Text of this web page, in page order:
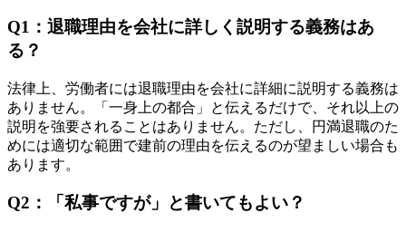
Q1：退職理由を会社に詳しく説明する義務はあ
る？
法律上、労働者には退職理由を会社に詳細に説明する義務は
ありません。「一身上の都合」と伝えるだけで、それ以上の
説明を強要されることはありません。ただし、円満退職のた
めには適切な範囲で建前の理由を伝えるのが望ましい場合も
あります。
Q2：「私事ですが」と書いてもよい？